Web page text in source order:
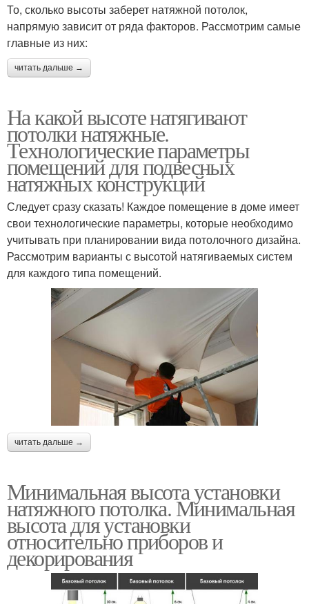
То, сколько высоты заберет натяжной потолок,
напрямую зависит от ряда факторов. Рассмотрим самые
главные из них:
читать дальше →
На какой высоте натягивают
потолки натяжные.
Технологические параметры
помещений для подвесных
натяжных конструкций
Следует сразу сказать! Каждое помещение в доме имеет
свои технологические параметры, которые необходимо
учитывать при планировании вида потолочного дизайна.
Рассмотрим варианты с высотой натягиваемых систем
для каждого типа помещений.
читать дальше →
Минимальная высота установки
натяжного потолка. Минимальная
высота для установки
относительно приборов и
декорирования